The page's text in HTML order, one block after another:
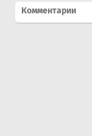
Комментарии